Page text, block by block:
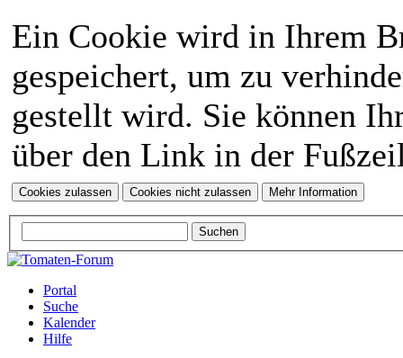
Ein Cookie wird in Ihrem
gespeichert, um zu
gestellt wird. Sie können
über den Link in der
Portal
Suche
Kalender
Hilfe